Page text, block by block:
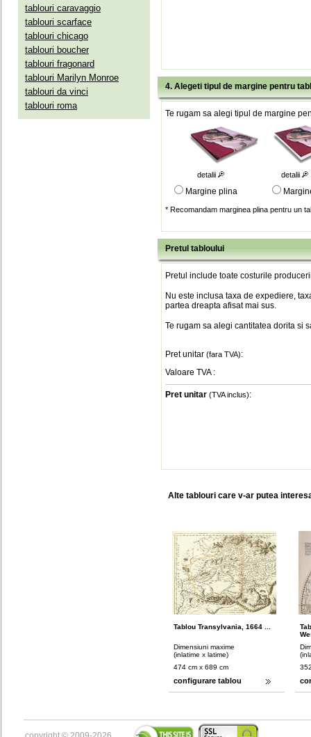
tablouri caravaggio
tablouri scarface
tablouri chicago
tablouri boucher
tablouri fragonard
tablouri Marilyn Monroe
tablouri da vinci
tablouri roma
4. Alegeti tipul de margine pentru
Te rugam sa alegi tipul de margine
detalii detalii
Margine plina
* Recomandam marginea plina pentru un
Pretul tabloului
Pretul include toate costurile
Nu este inclusa taxa de expediere,
partea dreapta afisat mai sus.
Te rugam sa alegi cantitatea dorita si
Pret unitar (fara TVA):
Valoare TVA :
Pret unitar (TVA inclus):
Alte tablouri care v-ar putea
Tablou Transylvania, 1664 ...
Dimensiuni maxime
(inlatime x latime)
474 cm x 689 cm
configurare tablou